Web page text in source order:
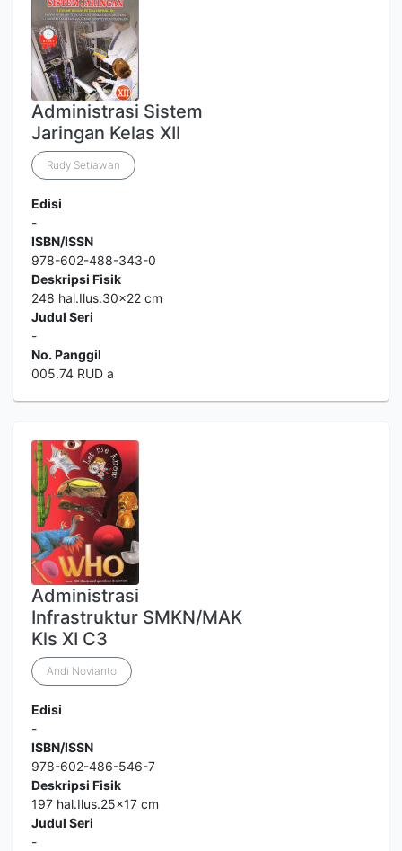
Administrasi Sistem
Jaringan Kelas XII
Rudy Setiawan
Edisi
-
ISBN/ISSN
978-602-488-343-0
Deskripsi Fisik
248 hal.Ilus.30x22 cm
Judul Seri
-
No. Panggil
005.74 RUD a
Administrasi
Infrastruktur SMKN/MAK
Kls XI C3
Andi Novianto
Edisi
-
ISBN/ISSN
978-602-486-546-7
Deskripsi Fisik
197 hal.Ilus.25x17 cm
Judul Seri
-